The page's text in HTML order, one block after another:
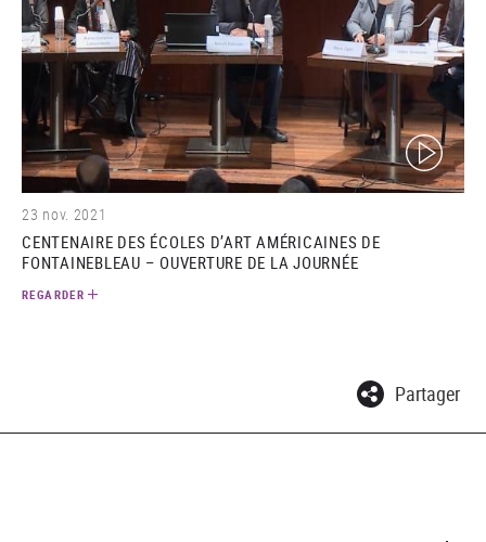
(video)
23 nov. 2021
CENTENAIRE DES ÉCOLES D’ART AMÉRICAINES DE
FONTAINEBLEAU – OUVERTURE DE LA JOURNÉE
REGARDER
Partager